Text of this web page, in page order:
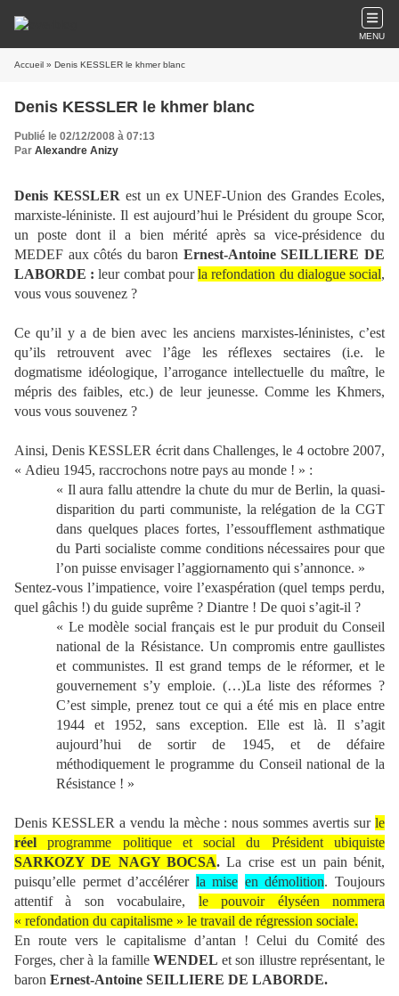
MENU
Accueil » Denis KESSLER le khmer blanc
Denis KESSLER le khmer blanc
Publié le 02/12/2008 à 07:13
Par Alexandre Anizy
Denis KESSLER est un ex UNEF-Union des Grandes Ecoles,
marxiste-léniniste. Il est aujourd’hui le Président du groupe Scor,
un poste dont il a bien mérité après sa vice-présidence du
MEDEF aux côtés du baron Ernest-Antoine SEILLIERE DE
LABORDE : leur combat pourla refondation du dialogue social,
vous vous souvenez ?
Ce qu’il y a de bien avec les anciens marxistes-léninistes, c’est
qu’ils retrouvent avec l’âge les réflexes sectaires (i.e. le
dogmatisme idéologique, l’arrogance intellectuelle du maître, le
mépris des faibles, etc.) de leur jeunesse. Comme les Khmers,
vous vous souvenez ?
Ainsi, Denis KESSLER écrit dans Challenges, le 4 octobre 2007,
« Adieu 1945, raccrochons notre pays au monde ! » :
« Il aura fallu attendre la chute du mur de Berlin, la quasi-
disparition du parti communiste, la relégation de la CGT
dans quelques places fortes, l’essoufflement asthmatique
du Parti socialiste comme conditions nécessaires pour que
l’on puisse envisager l’aggiornamento qui s’annonce. »
Sentez-vous l’impatience, voire l’exaspération (quel temps perdu,
quel gâchis !) du guide suprême ? Diantre ! De quoi s’agit-il ?
« Le modèle social français est le pur produit du Conseil
national de la Résistance. Un compromis entre gaullistes
et communistes. Il est grand temps de le réformer, et le
gouvernement s’y emploie. (…)La liste des réformes ?
C’est simple, prenez tout ce qui a été mis en place entre
1944 et 1952, sans exception. Elle est là. Il s’agit
aujourd’hui de sortir de 1945, et de défaire
méthodiquement le programme du Conseil national de la
Résistance ! »
Denis KESSLER a vendu la mèche : nous sommes avertis sur le
réel programme politique et social du Président ubiquiste
SARKOZY DE NAGY BOCSA. La crise est un pain bénit,
puisqu’elle permet d’accélérer la mise en démolition. Toujours
attentif à son vocabulaire, le pouvoir élyséen nommera
« refondation du capitalisme » le travail de régression sociale.
En route vers le capitalisme d’antan ! Celui du Comité des
Forges, cher à la famille WENDEL et son illustre représentant, le
baron Ernest-Antoine SEILLIERE DE LABORDE.